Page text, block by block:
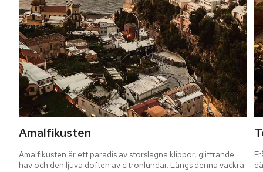
Amalfikusten
Amalfikusten är ett paradis av storslagna klippor, glittrande
hav och den ljuva doften av citronlundar. Längs denna vackra